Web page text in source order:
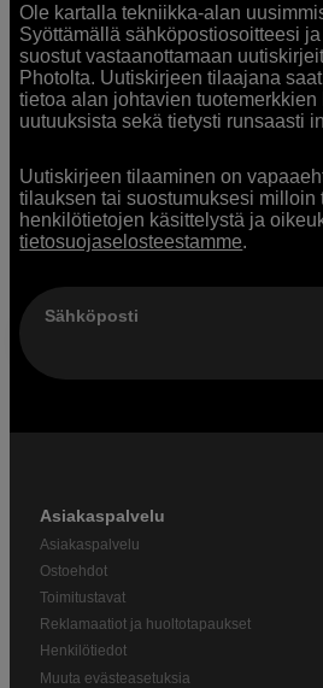
Ole kartalla tekniikka-alan
Syöttämällä sähköpostiosoitteesi
suostut vastaanottamaan
Photolta. Uutiskirjeen tilaajana
tietoa alan johtavien
uutuuksista sekä tietysti runsaasti
Uutiskirjeen tilaaminen on
tilauksen tai suostumuksesi milloin
henkilötietojen käsittelystä ja
tietosuojaselosteestamme.
Sähköposti
Asiakaspalvelu
Asiakaspalvelu
Ostoehdot
Toimitustavat
Reklamaatiot ja huoltotapaukset
Henkilötiedot
Muuta evästeasetuksia